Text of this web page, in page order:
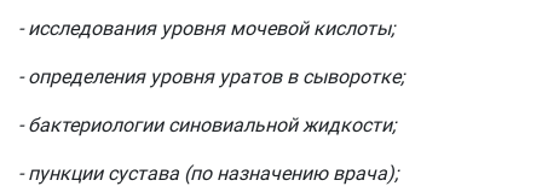
- исследования уровня мочевой кислоты;
- определения уровня уратов в сыворотке;
- бактериологии синовиальной жидкости;
- пункции сустава (по назначению врача);